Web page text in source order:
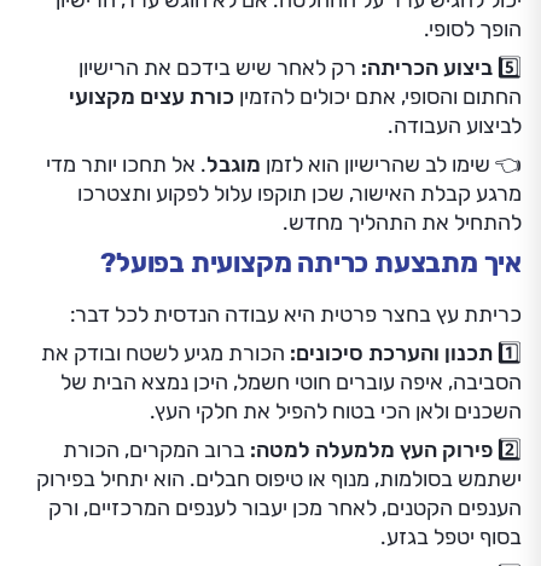
הופך לסופי.
5️⃣ ביצוע הכריתה:
רק לאחר שיש בידכם את הרישיון
החתום והסופי, אתם יכולים להזמין כורת עצים מקצועי
לביצוע העבודה.
👈 שימו לב שהרישיון הוא לזמן מוגבל. אל תחכו יותר מדי
מרגע קבלת האישור, שכן תוקפו עלול לפקוע ותצטרכו
להתחיל את התהליך מחדש.
איך מתבצעת כריתה מקצועית בפועל?
כריתת עץ בחצר פרטית היא עבודה הנדסית לכל דבר:
1️⃣ תכנון והערכת סיכונים:
הכורת מגיע לשטח ובודק את
הסביבה, איפה עוברים חוטי חשמל, היכן נמצא הבית של
השכנים ולאן הכי בטוח להפיל את חלקי העץ.
2️⃣ פירוק העץ מלמעלה למטה:
ברוב המקרים, הכורת
ישתמש בסולמות, מנוף או טיפוס חבלים. הוא יתחיל בפירוק
הענפים הקטנים, לאחר מכן יעבור לענפים המרכזיים, ורק
בסוף יטפל בגזע.